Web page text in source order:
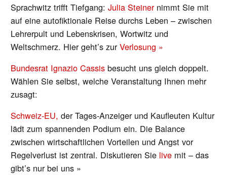
Sprachwitz trifft Tiefgang:Julia Steinernimmt Sie mit
auf eine autofiktionale Reise durchs Leben – zwischen
Lehrerpult und Lebenskrisen, Wortwitz und
Weltschmerz. Hier geht’s zurVerlosung »
Bundesrat Ignazio Cassis besucht uns gleich doppelt.
Wählen Sie selbst, welche Veranstaltung Ihnen mehr
zusagt:
Schweiz-EU, der Tages-Anzeiger und Kaufleuten Kultur
lädt zum spannenden Podium ein. Die Balance
zwischen wirtschaftlichen Vorteilen und Angst vor
Regelverlust ist zentral. Diskutieren Sie live mit – das
gibt’s nur bei uns »